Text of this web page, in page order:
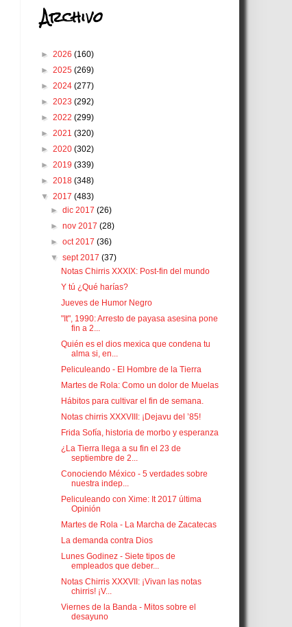
Archivo
► 2026 (160)
► 2025 (269)
► 2024 (277)
► 2023 (292)
► 2022 (299)
► 2021 (320)
► 2020 (302)
► 2019 (339)
► 2018 (348)
▼ 2017 (483)
►dic 2017(26)
►nov 2017(28)
►oct 2017(36)
▼sept 2017(37)
Notas Chirris XXXIX: Post-fin del mundo
Y tú ¿Qué harías?
Jueves de Humor Negro
"It", 1990: Arresto de payasa asesina pone
fin a 2...
Quién es el dios mexica que condena tu
alma si, en...
Peliculeando - El Hombre de la Tierra
Martes de Rola: Como un dolor de Muelas
Hábitos para cultivar el fin de semana.
Notas chirris XXXVIII: ¡Dejavu del ’85!
Frida Sofía, historia de morbo y esperanza
¿La Tierra llega a su fin el 23 de
septiembre de 2...
Conociendo México - 5 verdades sobre
nuestra indep...
Peliculeando con Xime: It 2017 última
Opinión
Martes de Rola - La Marcha de Zacatecas
La demanda contra Dios
Lunes Godinez - Siete tipos de
empleados que deber...
Notas Chirris XXXVII: ¡Vivan las notas
chirris! ¡V...
Viernes de la Banda - Mitos sobre el
desayuno